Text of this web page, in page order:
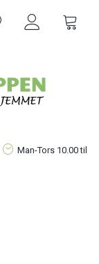
Man-Tors 10.00 til